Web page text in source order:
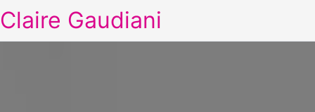
Claire Gaudiani